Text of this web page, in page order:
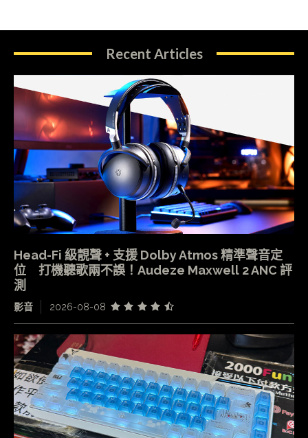
Recent Articles
Head-Fi 級靚聲 + 支援 Dolby Atmos 精準聲音定
位 打機聽歌兩不誤！Audeze Maxwell 2 ANC 評
測
影音 2026-08-08